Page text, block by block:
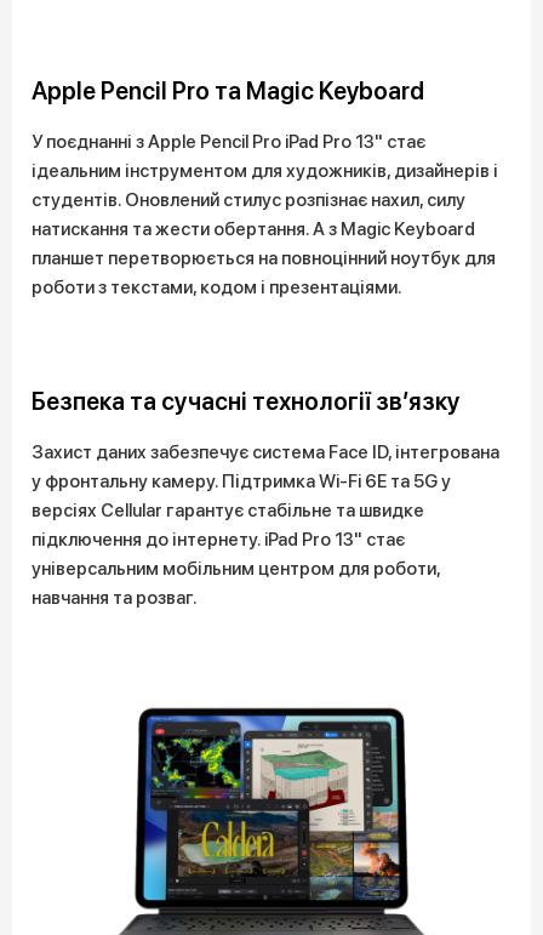
Apple Pencil Pro та Magic Keyboard
У поєднанні з Apple Pencil Pro iPad Pro 13" стає
ідеальним інструментом для художників, дизайнерів і
студентів. Оновлений стилус розпізнає нахил, силу
натискання та жести обертання. А з Magic Keyboard
планшет перетворюється на повноцінний ноутбук для
роботи з текстами, кодом і презентаціями.
Безпека та сучасні технології зв’язку
Захист даних забезпечує система Face ID, інтегрована
у фронтальну камеру. Підтримка Wi-Fi 6E та 5G у
версіях Cellular гарантує стабільне та швидке
підключення до інтернету. iPad Pro 13" стає
універсальним мобільним центром для роботи,
навчання та розваг.